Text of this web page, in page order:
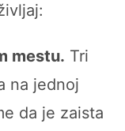
mestu. Tri
na jednoj
da je zaista